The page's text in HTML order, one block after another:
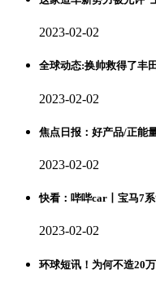
2023-02-02
全球动态:换帅救得了丰
2023-02-02
焦点日报：好产品/正能
2023-02-02
快看：哔哔car丨宝马7
2023-02-02
环球短讯！为何不造20